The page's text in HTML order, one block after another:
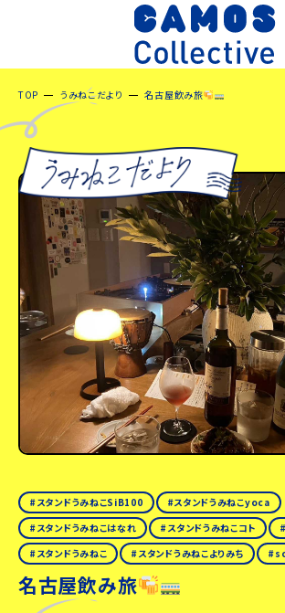
TOP うみねこだより 名古屋飲み旅
スタンドうみねこSiB100
スタンドうみねこyoca
スタンドうみねこはなれ
スタンドうみねこコト
スタンドうみねこ
スタンドうみねこよりみち
名古屋飲み旅